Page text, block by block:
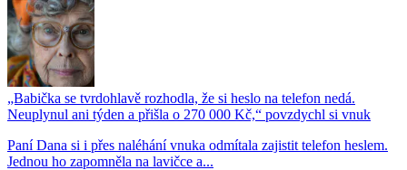
„Babička se tvrdohlavě rozhodla, že si heslo na telefon nedá.
Neuplynul ani týden a přišla o 270 000 Kč,“ povzdychl si vnuk
Paní Dana si i přes naléhání vnuka odmítala zajistit telefon heslem.
Jednou ho zapomněla na lavičce a...